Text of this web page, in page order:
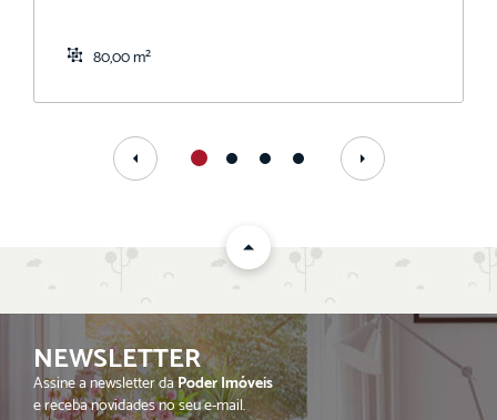
80,00 m²
NEWSLETTER
Assine a newsletter daPoder Imóveis
e receba novidades no seu e-mail.